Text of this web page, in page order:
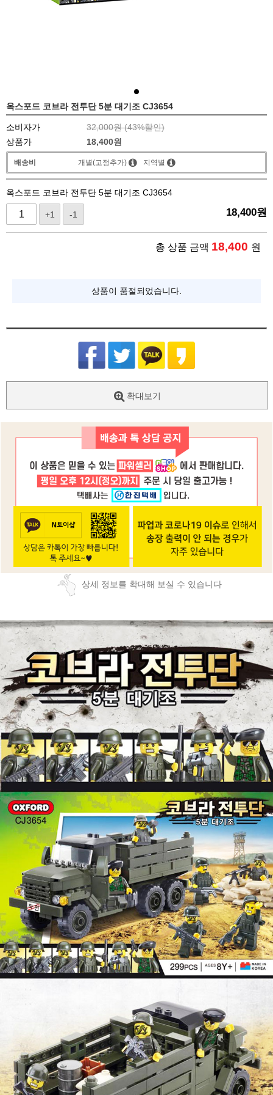
옥스포드 코브라 전투단 5분 대기조 CJ3654
소비자가 32,000원 (43%할인)
상품가
18,400원
배송비 개별(고정추가) 지역별
옥스포드 코브라 전투단 5분 대기조 CJ3654
+1 -1 18,400원
총 상품 금액 18,400 원
상품이 품절되었습니다.
확대보기
상세 정보를 확대해 보실 수 있습니다